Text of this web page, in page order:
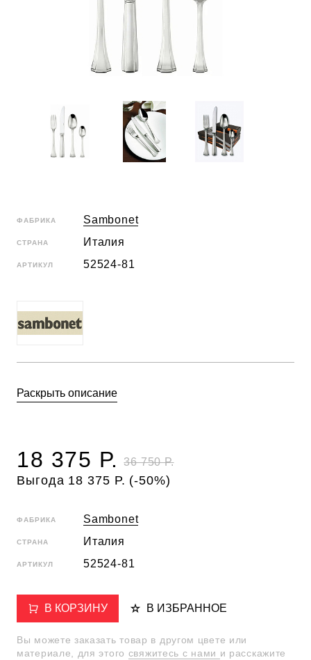
ФАБРИКА Sambonet
СТРАНА Италия
АРТИКУЛ 52524-81
Раскрыть описание
36 750 Р.
18 375 Р.
Выгода 18 375 Р. (-50%)
ФАБРИКА Sambonet
СТРАНА Италия
АРТИКУЛ 52524-81
В КОРЗИНУ В ИЗБРАННОЕ
Вы можете заказать товар в другом цвете или
материале, для этого свяжитесь с нами и расскажите